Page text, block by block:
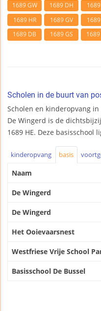
1689 GW
1689 DH
1689 HR
1689 GV
1689 DB
1689 GS
Scholen in de buurt van
Scholen en kinderopvang
De Wingerd is de
1689 HE. Deze basisschool
kinderopvang basis
Naam
De Wingerd
De Wingerd
Het Ooievaarsnest
Westfriese Vrije School
Basisschool De Bussel